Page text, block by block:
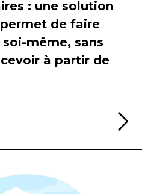
: une solution
de faire
même, sans
à partir de